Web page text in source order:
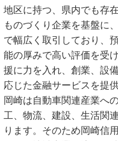
地区に持つ、県内でも存
ものづくり企業を基盤に
で幅広く取引しており、
能の厚みで高い評価を受
援に力を入れ、創業、設
応じた金融サービスを提
岡崎は自動車関連産業へ
工、物流、建設、生活関
ります。そのため岡崎信